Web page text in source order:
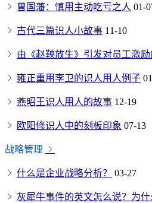
曾国藩：慎用主动吃亏之人 01-
古代三篇识人小故事 11-10
由《赵鞅放生》引发对员工激励
雍正重用李卫的识人用人例子
燕昭王识人用人的故事 12-19
欧阳修识人中的刻板印象 07-13
战略管理
什么是企业战略分析？ 03-27
灰犀牛事件的英文怎么说？为什